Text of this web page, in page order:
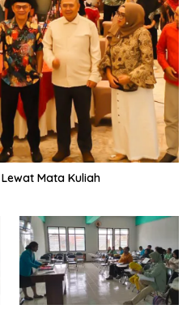
Mata Kuliah